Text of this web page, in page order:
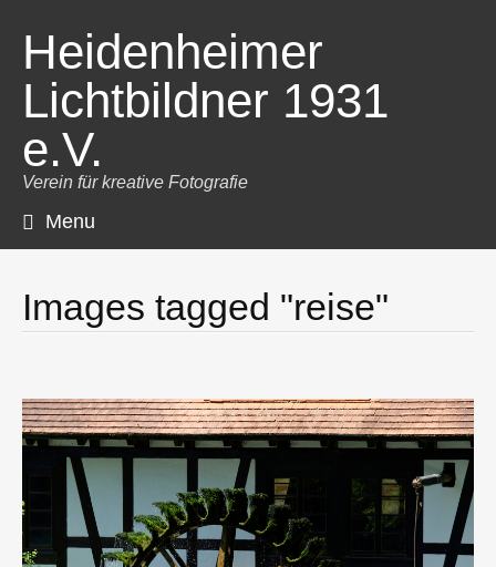
Heidenheimer
Lichtbildner 1931
e.V.
Verein für kreative Fotografie
Menu
Images tagged "reise"